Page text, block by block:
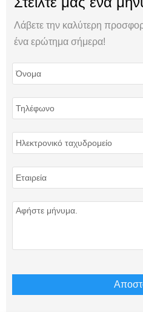
Λάβετε την καλύτερη
ένα ερώτημα σήμερα!